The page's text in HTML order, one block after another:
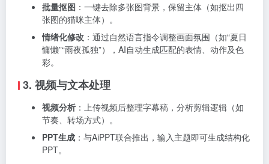
批量抠图 ：一键去除多张图背景，保留主体（如抠出四
张图的猫咪主体）。
情绪化修改 ：通过自然语言指令调整画面氛围（如“夏日
慵懒”“雨夜孤独”），AI自动生成匹配的表情、动作及色
彩。
3. 视频与文本处理
视频分析 ：上传视频后整理字幕稿，分析剪辑逻辑（如
节奏、转场方式）。
PPT生成 ：与AiPPT联合推出，输入主题即可生成结构化
PPT。